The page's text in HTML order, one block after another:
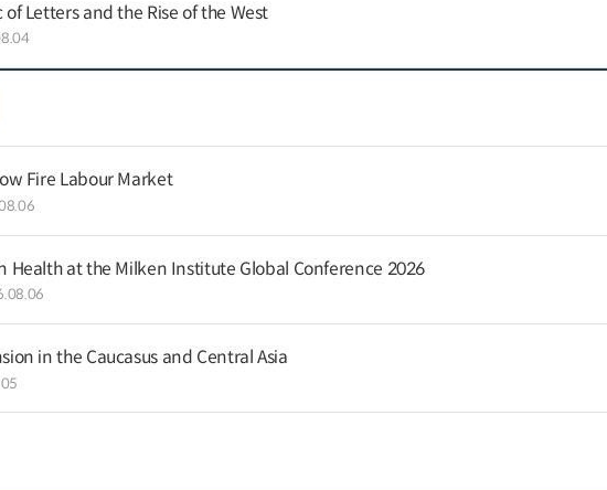
of Letters and the Rise of the West
Fire Labour Market
Health at the Milken Institute Global Conference 2026
in the Caucasus and Central Asia